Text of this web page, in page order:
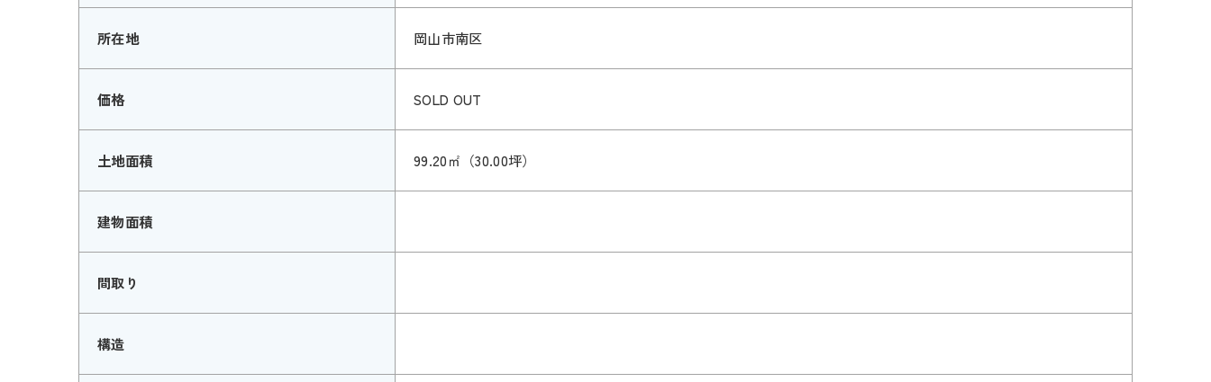
所在地 岡山市南区
価格 SOLD OUT
土地面積 99.20㎡（30.00坪）
建物面積
間取り
構造